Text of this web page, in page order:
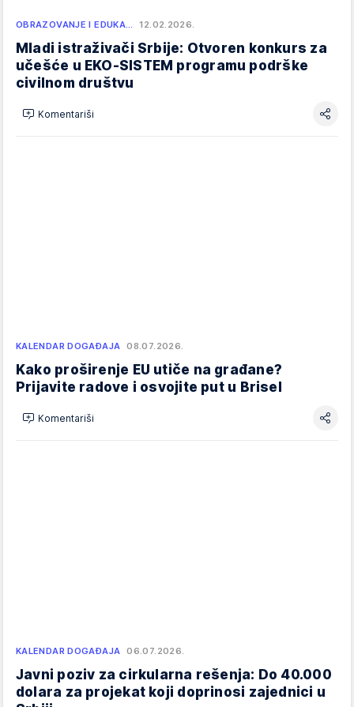
OBRAZOVANJE I EDUKA… 12.02.2026.
Mladi istraživači Srbije: Otvoren konkurs za
učešće u EKO-SISTEM programu podrške
civilnom društvu
Komentariši
KALENDAR DOGAĐAJA 08.07.2026.
Kako proširenje EU utiče na građane?
Prijavite radove i osvojite put u Brisel
Komentariši
KALENDAR DOGAĐAJA 06.07.2026.
Javni poziv za cirkularna rešenja: Do 40.000
dolara za projekat koji doprinosi zajednici u